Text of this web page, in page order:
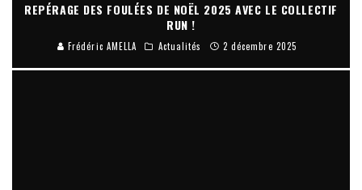
REPÉRAGE DES FOULÉES DE NOËL 2025 AVEC LE COLLECTIF
RUN !
Frédéric AMELLA Actualités 2 décembre 2025